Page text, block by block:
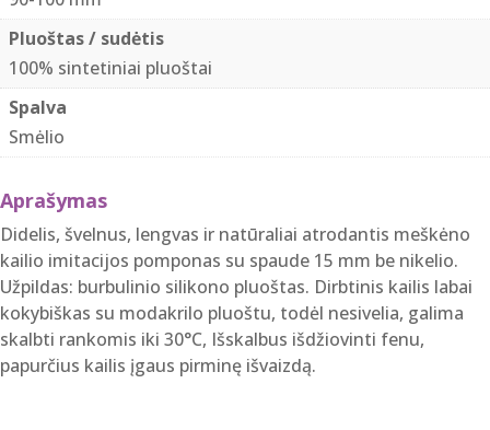
Pluoštas / sudėtis
100% sintetiniai pluoštai
Spalva
Smėlio
Aprašymas
Didelis, švelnus, lengvas ir natūraliai atrodantis meškėno
kailio imitacijos pomponas su spaude 15 mm be nikelio.
Užpildas: burbulinio silikono pluoštas. Dirbtinis kailis labai
kokybiškas su modakrilo pluoštu, todėl nesivelia, galima
skalbti rankomis iki 30°C, Išskalbus išdžiovinti fenu,
papurčius kailis įgaus pirminę išvaizdą.